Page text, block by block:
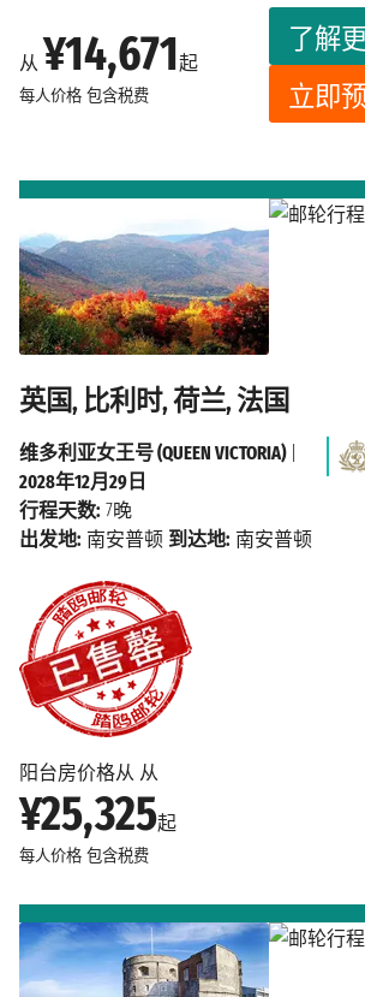
从 ¥14,671起
每人价格 包含税费
了解
立即
英国, 比利时, 荷兰, 法国
阳台房价格从 从
¥25,325起
每人价格 包含税费
维多利亚女王号 (QUEEN VICTORIA)|
2028年12月29日
行程天数: 7晚
出发地: 南安普顿 到达地: 南安普顿